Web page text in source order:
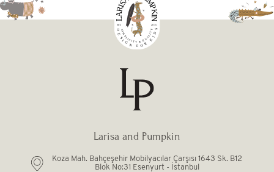
En Çok Arananlar
Popüler Kategoriler
Oyun
Ev Dekor
Larisa and Pumpkin
Koza Mah. Bahçeşehir Mobilyacılar Çarşısı 1643 Sk. B12
Blok No:31 Esenyurt - İstanbul